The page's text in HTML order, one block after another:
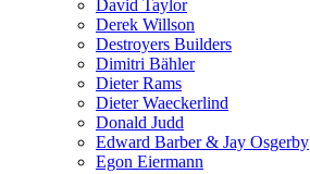
David Taylor
Derek Willson
Destroyers Builders
Dimitri Bähler
Dieter Rams
Dieter Waeckerlind
Donald Judd
Edward Barber & Jay Osgerby
Egon Eiermann